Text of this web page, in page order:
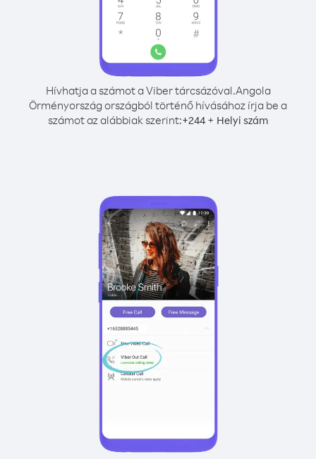
Hívhatja a számot a Viber tárcsázóval.Angola
Örményország országból történő hívásához írja be a
számot az alábbiak szerint:+244 + Helyi szám